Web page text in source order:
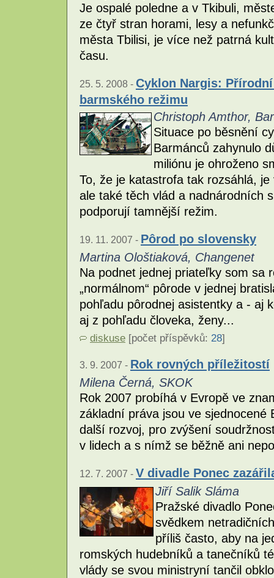
Je ospalé poledne a v Tkibuli,
ze čtyř stran horami, lesy a
města Tbilisi, je více než patrná
času.
25. 5. 2008 - Cyklon Nargis:
barmského režimu
Christoph Amthor,
Situace po běsnění
Barmánců zahynulo
miliónu je ohroženo
To, že je katastrofa tak rozsáhlá,
ale také těch vlád a nadnárodních
podporují tamnější režim.
19. 11. 2007 - Pôrod po slovensky
Martina Ološtiaková, Changenet
Na podnet jednej priateľky som sa
„normálnom“ pôrode v jednej
pohľadu pôrodnej asistentky a - aj
aj z pohľadu človeka, ženy...
diskuse [počet příspěvků: 28]
3. 9. 2007 - Rok rovných příležitostí
Milena Černá, SKOK
Rok 2007 probíhá v Evropě ve
základní práva jsou ve sjednocené
další rozvoj, pro zvýšení
v lidech a s nímž se běžně ani
12. 7. 2007 - V divadle Ponec
Jiří Salik Sláma
Pražské divadlo
svědkem
příliš často, aby na
romských hudebníků a tanečníků
vlády se svou ministryní tančil